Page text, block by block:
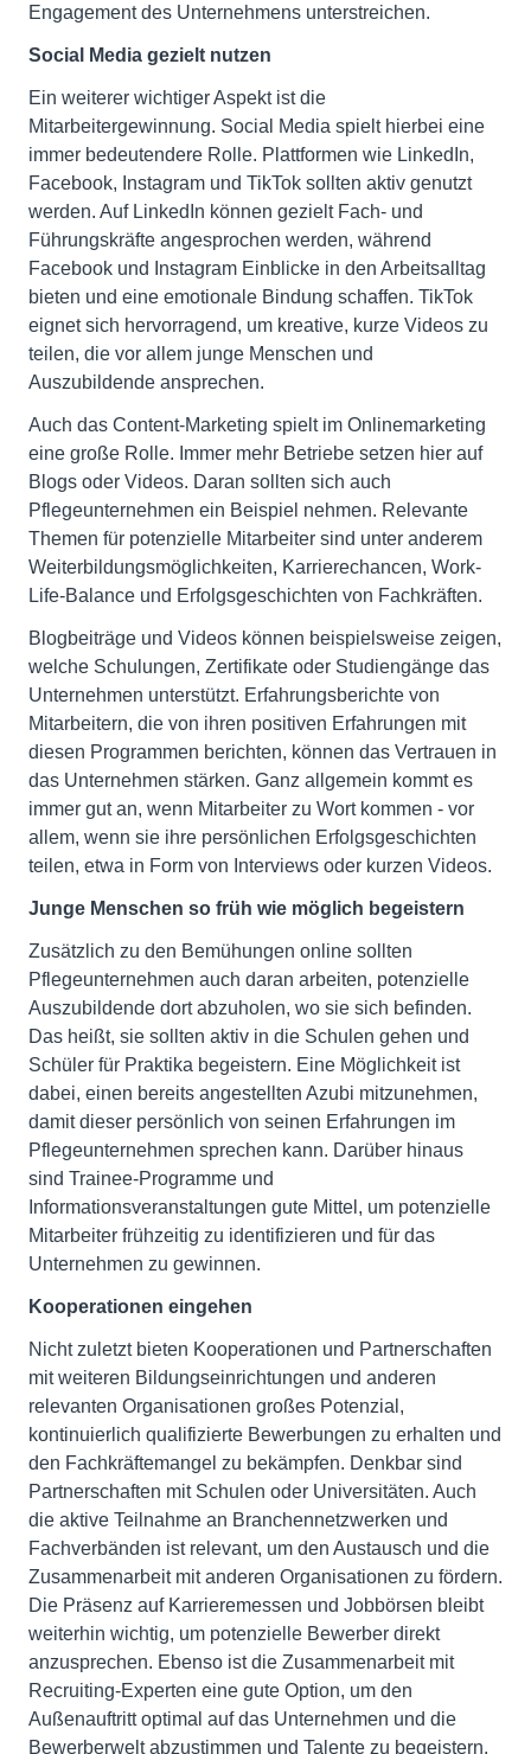
Engagement des Unternehmens unterstreichen.
Social Media gezielt nutzen
Ein weiterer wichtiger Aspekt ist die
Mitarbeitergewinnung. Social Media spielt hierbei eine
immer bedeutendere Rolle. Plattformen wie LinkedIn,
Facebook, Instagram und TikTok sollten aktiv genutzt
werden. Auf LinkedIn können gezielt Fach- und
Führungskräfte angesprochen werden, während
Facebook und Instagram Einblicke in den Arbeitsalltag
bieten und eine emotionale Bindung schaffen. TikTok
eignet sich hervorragend, um kreative, kurze Videos zu
teilen, die vor allem junge Menschen und
Auszubildende ansprechen.
Auch das Content-Marketing spielt im Onlinemarketing
eine große Rolle. Immer mehr Betriebe setzen hier auf
Blogs oder Videos. Daran sollten sich auch
Pflegeunternehmen ein Beispiel nehmen. Relevante
Themen für potenzielle Mitarbeiter sind unter anderem
Weiterbildungsmöglichkeiten, Karrierechancen, Work-
Life-Balance und Erfolgsgeschichten von Fachkräften.
Blogbeiträge und Videos können beispielsweise zeigen,
welche Schulungen, Zertifikate oder Studiengänge das
Unternehmen unterstützt. Erfahrungsberichte von
Mitarbeitern, die von ihren positiven Erfahrungen mit
diesen Programmen berichten, können das Vertrauen in
das Unternehmen stärken. Ganz allgemein kommt es
immer gut an, wenn Mitarbeiter zu Wort kommen - vor
allem, wenn sie ihre persönlichen Erfolgsgeschichten
teilen, etwa in Form von Interviews oder kurzen Videos.
Junge Menschen so früh wie möglich begeistern
Zusätzlich zu den Bemühungen online sollten
Pflegeunternehmen auch daran arbeiten, potenzielle
Auszubildende dort abzuholen, wo sie sich befinden.
Das heißt, sie sollten aktiv in die Schulen gehen und
Schüler für Praktika begeistern. Eine Möglichkeit ist
dabei, einen bereits angestellten Azubi mitzunehmen,
damit dieser persönlich von seinen Erfahrungen im
Pflegeunternehmen sprechen kann. Darüber hinaus
sind Trainee-Programme und
Informationsveranstaltungen gute Mittel, um potenzielle
Mitarbeiter frühzeitig zu identifizieren und für das
Unternehmen zu gewinnen.
Kooperationen eingehen
Nicht zuletzt bieten Kooperationen und Partnerschaften
mit weiteren Bildungseinrichtungen und anderen
relevanten Organisationen großes Potenzial,
kontinuierlich qualifizierte Bewerbungen zu erhalten und
den Fachkräftemangel zu bekämpfen. Denkbar sind
Partnerschaften mit Schulen oder Universitäten. Auch
die aktive Teilnahme an Branchennetzwerken und
Fachverbänden ist relevant, um den Austausch und die
Zusammenarbeit mit anderen Organisationen zu fördern.
Die Präsenz auf Karrieremessen und Jobbörsen bleibt
weiterhin wichtig, um potenzielle Bewerber direkt
anzusprechen. Ebenso ist die Zusammenarbeit mit
Recruiting-Experten eine gute Option, um den
Außenauftritt optimal auf das Unternehmen und die
Bewerberwelt abzustimmen und Talente zu begeistern.